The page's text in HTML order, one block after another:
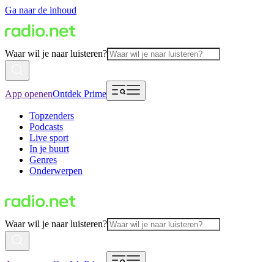
Ga naar de inhoud
Waar wil je naar luisteren?
App openenOntdek Prime
Topzenders
Podcasts
Live sport
In je buurt
Genres
Onderwerpen
Waar wil je naar luisteren?